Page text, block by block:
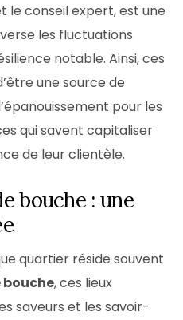
le conseil expert, est une
les fluctuations
notable. Ainsi, ces
une source de
pour les
qui savent capitaliser
de leur clientèle.
bouche : une
quartier réside souvent
bouche, ces lieux
saveurs et les savoir-